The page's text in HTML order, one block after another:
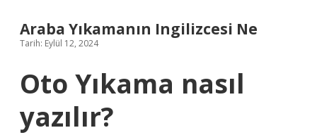
Araba Yıkamanın Ingilizcesi Ne
Tarih: Eylül 12, 2024
Oto Yıkama nasıl
yazılır?